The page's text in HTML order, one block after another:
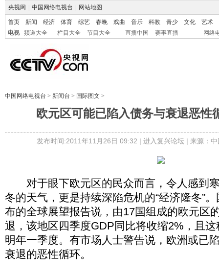
央视网 中国网络电视台 网站地图
首页 新闻 经济 体育 综艺 春晚 戏曲 音乐 科教 青少 文化
艺术
电视
频道大全 栏目大全 节目大全 直播中国 赛事直播 网络
中国网络电视台 > 新闻台 > 国际图文 >
欧元区可能已陷入债务与衰退恶性
发布时间:2011年11月26日 09:32 | 进入复兴论坛| 来源：
对于眼下欧元区的民众而言，令人感到
冬的天气，更是持续深陷危机的“经济隆冬”
布的全球展望报告说，由17国组成的欧元区
退，该地区四季度GDP同比将收缩2%，且
明年一季度。有市场人士警告说，欧洲或已
衰退的恶性循环。